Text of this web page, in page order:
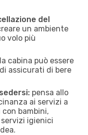
del
un ambiente
volo più
cabina può essere
assicurati di bere
pensa allo
ai servizi a
con bambini,
igienici